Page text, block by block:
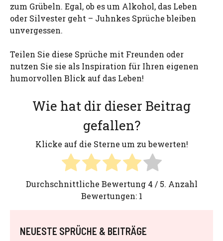
zum Grübeln. Egal, ob es um Alkohol, das Leben
oder Silvester geht – Juhnkes Sprüche bleiben
unvergessen.
Teilen Sie diese Sprüche mit Freunden oder
nutzen Sie sie als Inspiration für Ihren eigenen
humorvollen Blick auf das Leben!
Wie hat dir dieser Beitrag
gefallen?
Klicke auf die Sterne um zu bewerten!
Durchschnittliche Bewertung 4 / 5. Anzahl
Bewertungen: 1
NEUESTE SPRÜCHE & BEITRÄGE